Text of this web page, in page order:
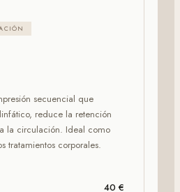
secuencial que
reduce la retención
la circulación. Ideal como
tratamientos corporales.
40 €